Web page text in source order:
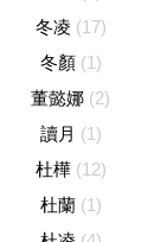
冬凌 (17)
冬顏 (1)
董懿娜 (2)
讀月 (1)
杜樺 (12)
杜蘭 (1)